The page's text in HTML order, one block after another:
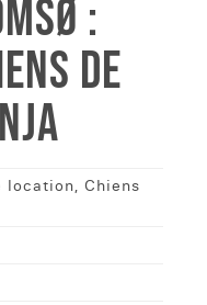
:
DE
location, Chiens